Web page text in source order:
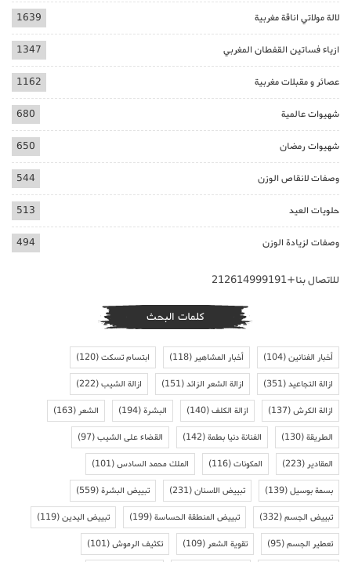
لالة مولاتي اناقة مغربية 1639
ازياء فساتين القفطان المغربي 1347
عصائر و مقبلات مغربية 1162
شهيوات عالمية 680
شهيوات رمضان 650
وصفات لانقاص الوزن 544
حلويات العيد 513
وصفات لزيادة الوزن 494
للاتصال بنا+212614999191
كلمات البحث
أخبار الفنانين(104) أخبار المشاهير(118) ابتسام تسكت(120)
ازالة التجاعيد(351) ازالة الشعر الزائد(151) ازالة الشيب(222)
ازالة الكرش(137) ازالة الكلف(140) البشرة(194) الشعر(163)
الطريقة(130) الفنانة دنيا بطمة(142) القضاء على الشيب(97)
المقادير(223) المكونات(116) الملك محمد السادس(101)
بسمة بوسيل(139) تبييض الاسنان(231) تبييض البشرة(559)
تبييض الجسم(332) تبييض المنطقة الحساسة(199) تبييض اليدين(119)
تعطير الجسم(95) تقوية الشعر(109) تكثيف الرموش(101)